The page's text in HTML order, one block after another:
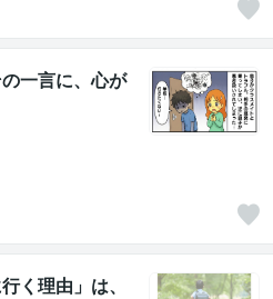
一言に、心が
く理由」は、